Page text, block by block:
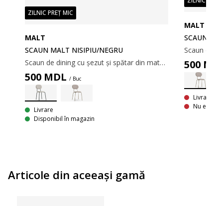
ZILNIC PREȚ MIC
MALT
SCAUN MALT NISIPIU/NEGRU
Scaun de dining cu șezut și spătar din material textil nisipiu. Picioare negre din oțel.
500MDL / Buc
Livrare
Disponibil în magazin
MALT
SCAUN
500
Livrare
Nu este
Articole din aceeaşi gamă